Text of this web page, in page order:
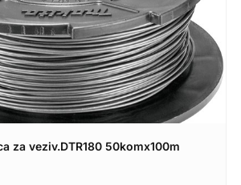
za veziv.DTR180 50komx100m